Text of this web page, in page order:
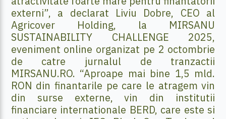
externi”, a declarat Liviu Dobre, CEO al
Agricover Holding, la MIRSANU
SUSTAINABILITY CHALLENGE 2025,
eveniment online organizat pe 2 octombrie
de catre jurnalul de tranzactii
MIRSANU.RO. “Aproape mai bine 1,5 mld.
RON din finantarile pe care le atragem vin
din surse externe, vin din institutii
financiare internationale BERD, care este si